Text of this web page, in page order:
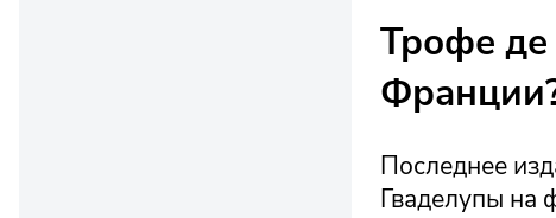
Трофе
Последнее
Гваделупы на